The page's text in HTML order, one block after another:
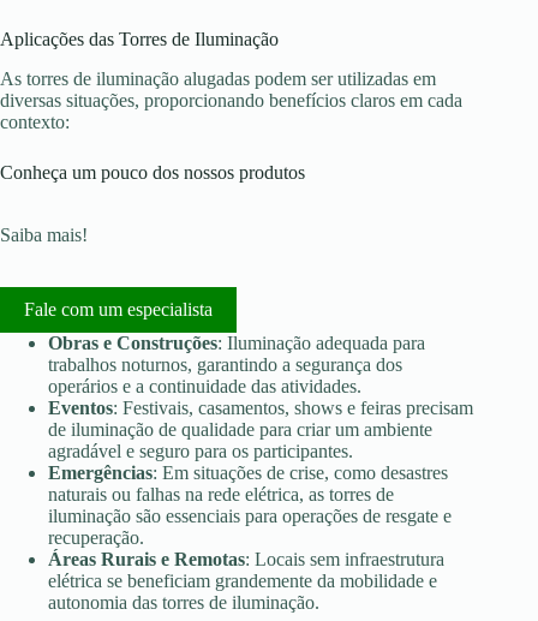
Aplicações das Torres de Iluminação
As torres de iluminação alugadas podem ser utilizadas em
diversas situações, proporcionando benefícios claros em cada
contexto:
Conheça um pouco dos nossos produtos
Saiba mais!
Fale com um especialista
Obras e Construções: Iluminação adequada para
trabalhos noturnos, garantindo a segurança dos
operários e a continuidade das atividades.
Eventos: Festivais, casamentos, shows e feiras precisam
de iluminação de qualidade para criar um ambiente
agradável e seguro para os participantes.
Emergências: Em situações de crise, como desastres
naturais ou falhas na rede elétrica, as torres de
iluminação são essenciais para operações de resgate e
recuperação.
Áreas Rurais e Remotas: Locais sem infraestrutura
elétrica se beneficiam grandemente da mobilidade e
autonomia das torres de iluminação.